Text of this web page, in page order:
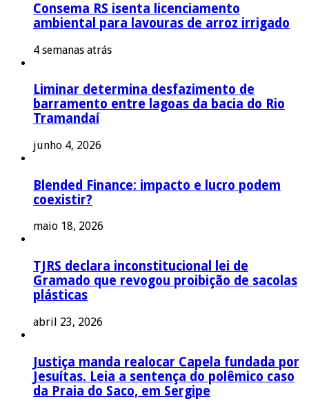
Consema RS isenta licenciamento
ambiental para lavouras de arroz irrigado
4 semanas atrás
Liminar determina desfazimento de
barramento entre lagoas da bacia do Rio
Tramandaí
junho 4, 2026
Blended Finance: impacto e lucro podem
coexistir?
maio 18, 2026
TJRS declara inconstitucional lei de
Gramado que revogou proibição de sacolas
plásticas
abril 23, 2026
Justiça manda realocar Capela fundada por
Jesuítas. Leia a sentença do polêmico caso
da Praia do Saco, em Sergipe